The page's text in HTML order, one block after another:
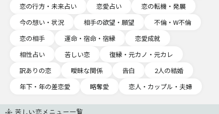
恋の行方・未来占い
恋愛占い
恋の転機・発展
今の想い・状況
相手の欲望・願望
不倫・W不倫
恋の相手
運命・宿命・宿縁
恋愛成就
相性占い
苦しい恋
復縁・元カノ・元カレ
訳ありの恋
曖昧な関係 告白
2人の結婚
年下・年の差恋愛
略奪愛 恋人・カップル・夫婦
苦しい恋メニュー一覧